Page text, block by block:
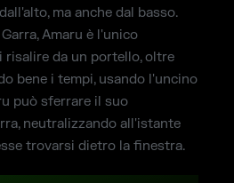
ma anche dal basso.
Amaru è l'unico
risalire da un portello, oltre
bene i tempi, usando l'uncino
può sferrare il suo
neutralizzando all'istante
trovarsi dietro la finestra.